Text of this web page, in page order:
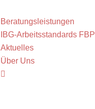
Beratungsleistungen
IBG-Arbeitsstandards FBP
Aktuelles
Über Uns
